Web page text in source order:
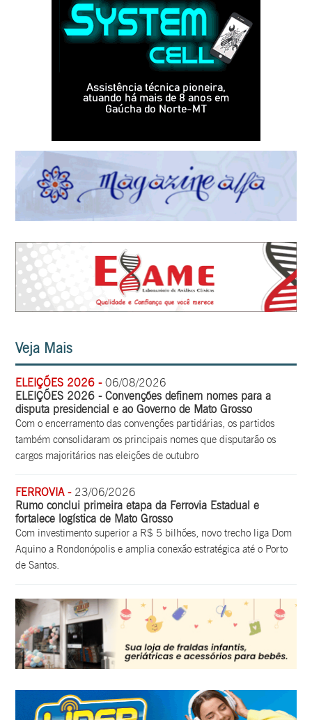
Veja Mais
ELEIÇÕES 2026 -06/08/2026
ELEIÇÕES 2026 - Convenções definem nomes para a
disputa presidencial e ao Governo de Mato Grosso
Com o encerramento das convenções partidárias, os partidos
também consolidaram os principais nomes que disputarão os
cargos majoritários nas eleições de outubro
FERROVIA -23/06/2026
Rumo conclui primeira etapa da Ferrovia Estadual e
fortalece logística de Mato Grosso
Com investimento superior a R$ 5 bilhões, novo trecho liga Dom
Aquino a Rondonópolis e amplia conexão estratégica até o Porto
de Santos.